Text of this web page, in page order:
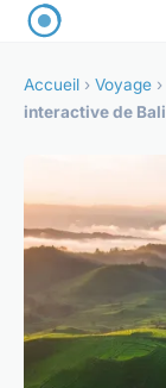
Accueil › Voyage ›
interactive de Bali